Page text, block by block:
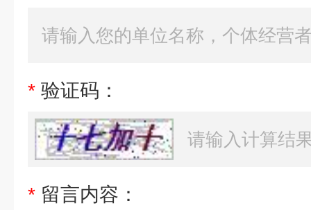
* 验证码：
* 留言内容：